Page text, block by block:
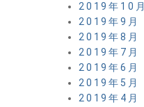
2019年10月
2019年9月
2019年8月
2019年7月
2019年6月
2019年5月
2019年4月